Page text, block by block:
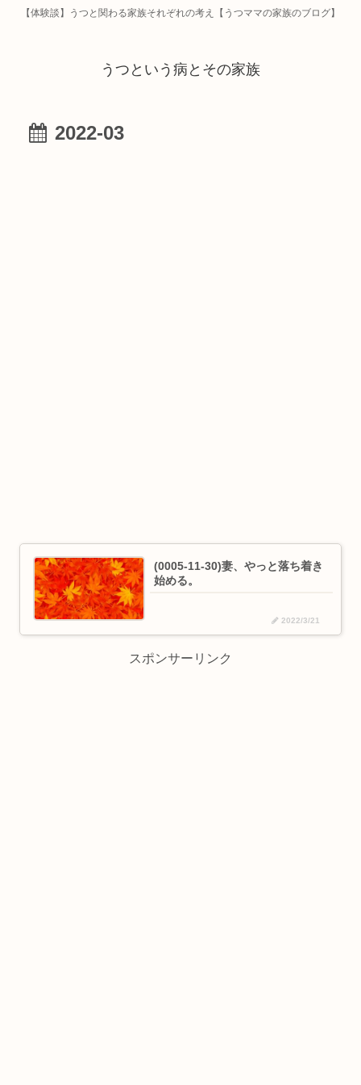
【体験談】うつと関わる家族それぞれの考え【うつママの家族のブログ】
うつという病とその家族
2022-03
(0005-11-30)妻、やっと落ち着き
始める。
2022/3/21
スポンサーリンク